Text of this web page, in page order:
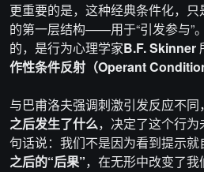
更重要的是，这种经典条件化，
的第一层结构——用于“引发参与”
的，是行为心理学家B.F. Skinner
作性条件反射 （Operant
与巴甫洛夫强调刺激引发反应不
之后发生了什么，决定了这个行
句话说：我们不是因为看到提示
之后的“后果”，在无形中改变了我